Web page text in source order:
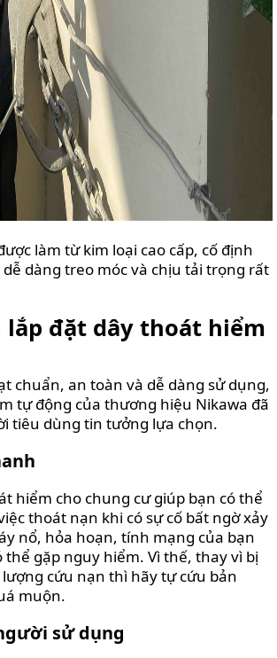
làm từ kim loại cao cấp, cố định
dàng treo móc và chịu tải trọng rất
lắp đặt dây thoát hiểm
chuẩn, an toàn và dễ dàng sử dụng,
tự động của thương hiệu Nikawa đã
tiêu dùng tin tưởng lựa chọn.
hiểm cho chung cư giúp bạn có thể
thoát nạn khi có sự cố bất ngờ xảy
nổ, hỏa hoạn, tính mạng của bạn
gặp nguy hiểm. Vì thế, thay vì bị
cứu nạn thì hãy tự cứu bản
muộn.
sử dụng